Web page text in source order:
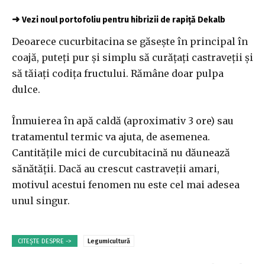
➜ Vezi noul portofoliu pentru hibrizii de rapiță Dekalb
Deoarece cucurbitacina se găsește în principal în
coajă, puteți pur și simplu să curățați castraveții și
să tăiați codița fructului. Rămâne doar pulpa
dulce.
Înmuierea în apă caldă (aproximativ 3 ore) sau
tratamentul termic va ajuta, de asemenea.
Cantitățile mici de curcubitacină nu dăunează
sănătății. Dacă au crescut castraveții amari,
motivul acestui fenomen nu este cel mai adesea
unul singur.
CITEȘTE DESPRE -> Legumicultură